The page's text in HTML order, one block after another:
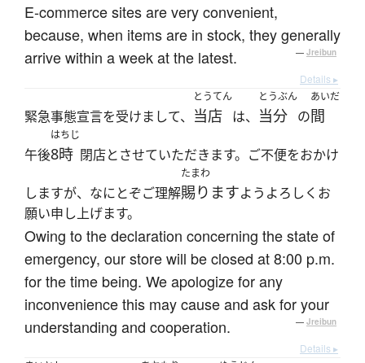
E-commerce sites are very convenient,
because, when items are in stock, they generally
arrive within a week at the latest.
— Jreibun
Details ▸
緊急事態宣言を受けまして、
とうてん
当店 は、
とうぶん
当分 の
あいだ
間
午後
はちじ
8時 閉店とさせていただきます。ご不便をおかけ
しますが、なにとぞご理解
たまわ
賜りますようよろしくお
願い申し上げます。
Owing to the declaration concerning the state of
emergency, our store will be closed at 8:00 p.m.
for the time being. We apologize for any
inconvenience this may cause and ask for your
understanding and cooperation.
— Jreibun
Details ▸